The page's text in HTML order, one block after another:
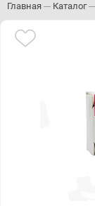
Главная Каталог